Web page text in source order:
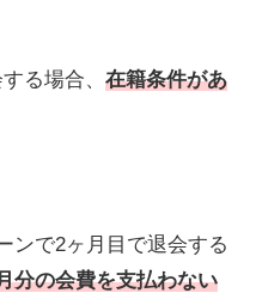
る場合、 在籍条件があ
ンで2ヶ月目で退会する
分の会費を支払わない